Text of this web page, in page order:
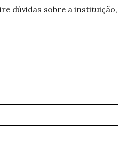
dúvidas sobre a instituição,